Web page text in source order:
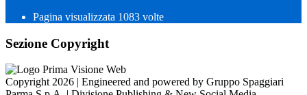
Pagina visualizzata 1083 volte
Sezione Copyright
Copyright 2026 | Engineered and powered by Gruppo Spaggiari